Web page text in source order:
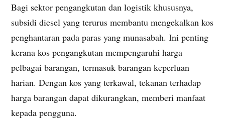
Bagi sektor pengangkutan dan logistik khususnya,
subsidi diesel yang terurus membantu mengekalkan kos
penghantaran pada paras yang munasabah. Ini penting
kerana kos pengangkutan mempengaruhi harga
pelbagai barangan, termasuk barangan keperluan
harian. Dengan kos yang terkawal, tekanan terhadap
harga barangan dapat dikurangkan, memberi manfaat
kepada pengguna.